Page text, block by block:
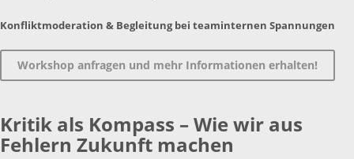
Konfliktmoderation & Begleitung bei teaminternen Spannungen
Workshop anfragen und mehr Informationen erhalten!
Kritik als Kompass – Wie wir aus
Fehlern Zukunft machen